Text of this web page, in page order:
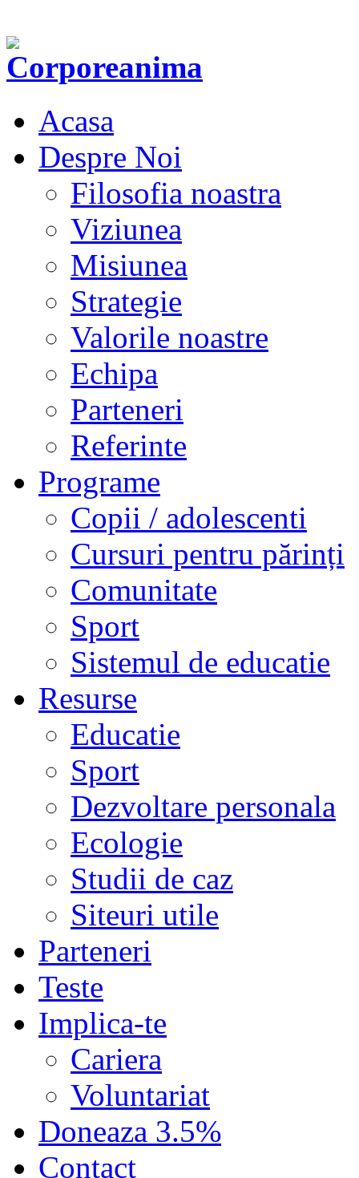
Acasa
Despre Noi
Filosofia noastra
Viziunea
Misiunea
Strategie
Valorile noastre
Echipa
Parteneri
Referinte
Programe
Copii / adolescenti
Cursuri pentru părinți
Comunitate
Sport
Sistemul de educatie
Resurse
Educatie
Sport
Dezvoltare personala
Ecologie
Studii de caz
Siteuri utile
Parteneri
Teste
Implica-te
Cariera
Voluntariat
Doneaza 3.5%
Contact